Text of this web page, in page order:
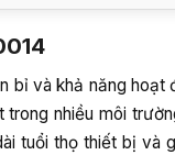
và khả năng hoạt
nhiều môi
tuổi thọ thiết bị và